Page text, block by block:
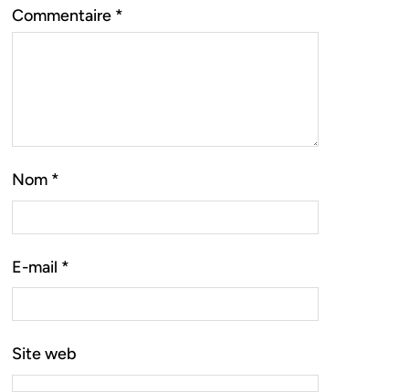
Commentaire *
Nom *
E-mail *
Site web